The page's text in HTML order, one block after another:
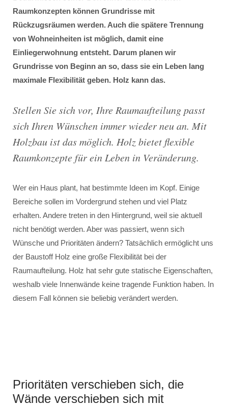
Raumkonzepten können Grundrisse mit
Rückzugsräumen werden. Auch die spätere Trennung
von Wohneinheiten ist möglich, damit eine
Einliegerwohnung entsteht. Darum planen wir
Grundrisse von Beginn an so, dass sie ein Leben lang
maximale Flexibilität geben. Holz kann das.
Stellen Sie sich vor, Ihre Raumaufteilung passt
sich Ihren Wünschen immer wieder neu an. Mit
Holzbau ist das möglich. Holz bietet flexible
Raumkonzepte für ein Leben in Veränderung.
Wer ein Haus plant, hat bestimmte Ideen im Kopf. Einige
Bereiche sollen im Vordergrund stehen und viel Platz
erhalten. Andere treten in den Hintergrund, weil sie aktuell
nicht benötigt werden. Aber was passiert, wenn sich
Wünsche und Prioritäten ändern? Tatsächlich ermöglicht uns
der Baustoff Holz eine große Flexibilität bei der
Raumaufteilung. Holz hat sehr gute statische Eigenschaften,
weshalb viele Innenwände keine tragende Funktion haben. In
diesem Fall können sie beliebig verändert werden.
Prioritäten verschieben sich, die
Wände verschieben sich mit